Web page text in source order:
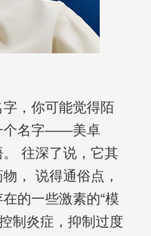
，你可能觉得陌
个名字——美卓
往深了说，它其
， 说得通俗点，
的一些激素的“模
制炎症，抑制过度